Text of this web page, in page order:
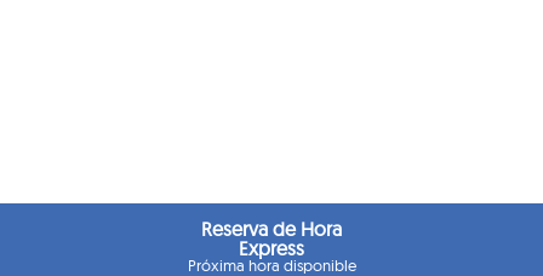
Reserva de Hora
Express
Próxima hora disponible